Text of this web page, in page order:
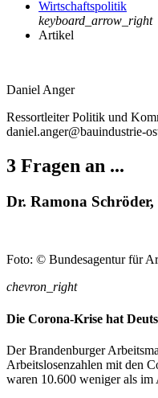
Wirtschaftspolitik
keyboard_arrow_right
Artikel
Daniel Anger
Ressortleiter Politik und
daniel.anger@bauindustrie-
3 Fragen an ...
Dr. Ramona
Foto: © Bundesagentur für
chevron_right
Die Corona-Krise hat
Der Brandenburger
Arbeitslosenzahlen mit den
waren 10.600 weniger als